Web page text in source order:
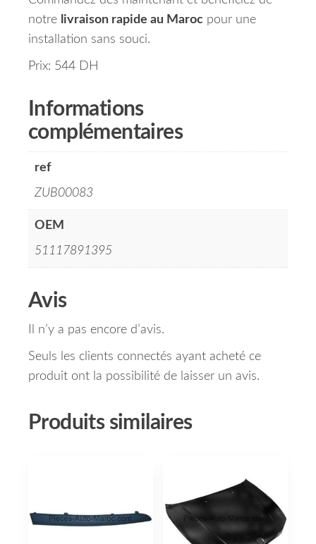
notre livraison rapide au Maroc pour une
installation sans souci.
Prix: 544 DH
Informations
complémentaires
ref
ZUB00083
OEM
51117891395
Avis
Il n’y a pas encore d’avis.
Seuls les clients connectés ayant acheté ce
produit ont la possibilité de laisser un avis.
Produits similaires